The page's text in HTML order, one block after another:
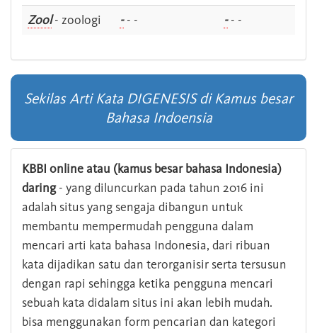
Zool- zoologi -- - -- -
Sekilas Arti Kata DIGENESIS di Kamus besar
Bahasa Indoensia
KBBI online atau (kamus besar bahasa Indonesia)
daring- yang diluncurkan pada tahun 2016 ini
adalah situs yang sengaja dibangun untuk
membantu mempermudah pengguna dalam
mencari arti kata bahasa Indonesia, dari ribuan
kata dijadikan satu dan terorganisir serta tersusun
dengan rapi sehingga ketika pengguna mencari
sebuah kata didalam situs ini akan lebih mudah.
bisa menggunakan form pencarian dan kategori